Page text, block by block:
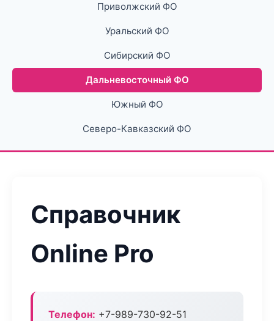
Приволжский ФО
Уральский ФО
Сибирский ФО
Дальневосточный ФО
Южный ФО
Северо-Кавказский ФО
Справочник
Online Pro
Телефон: +7-989-730-92-51